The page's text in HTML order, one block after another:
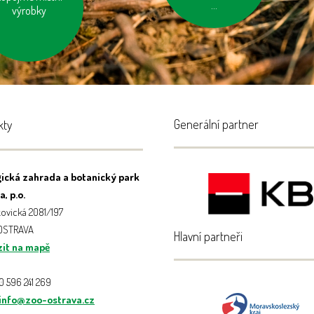
výrobky
a ovoce
...
zahrada a botanický park
p.o.
2081/197
na mapě
596 241 269
ostrava.cz
Generální partner
Hlavní partneři